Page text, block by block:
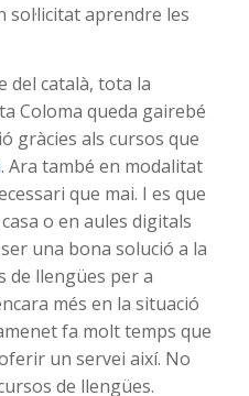
sol·licitat aprendre les
del català, tota la
Coloma queda gairebé
gràcies als cursos que
. Ara també en modalitat
que mai. I es que
o en aules digitals
una bona solució a la
de llengües per a
més en la situació
fa molt temps que
un servei així. No
de llengües.